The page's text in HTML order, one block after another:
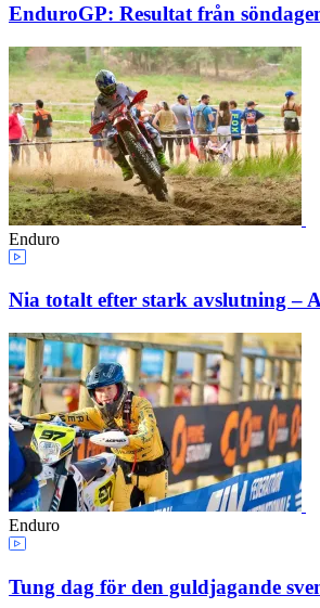
EnduroGP: Resultat från
Enduro
Nia totalt efter stark avslutning –
Enduro
Tung dag för den guldjagande